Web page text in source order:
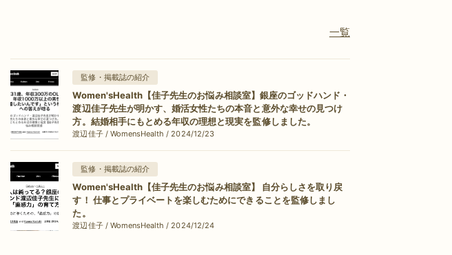
一覧
監修・掲載誌の紹介
Women'sHealth【佳子先生のお悩み相談室】銀座のゴッドハンド・
渡辺佳子先生が明かす、婚活女性たちの本音と意外な幸せの見つけ
方。結婚相手にもとめる年収の理想と現実を監修しました。
渡辺佳子 / WomensHealth / 2024/12/23
監修・掲載誌の紹介
Women'sHealth【佳子先生のお悩み相談室】 自分らしさを取り戻
す！ 仕事とプライベートを楽しむためにできることを監修しまし
た。
渡辺佳子 / WomensHealth / 2024/12/24